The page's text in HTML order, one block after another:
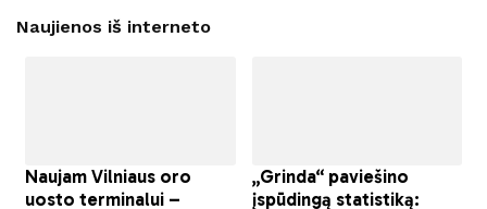
Naujienos iš interneto